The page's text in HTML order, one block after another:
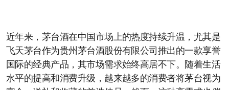
近年来，茅台酒在中国市场上的热度持续升温，尤其是
飞天茅台作为贵州茅台酒股份有限公司推出的一款享誉
国际的经典产品，其市场需求始终高居不下。随着生活
水平的提高和消费升级，越来越多的消费者将茅台视为